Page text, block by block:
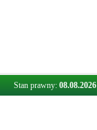
Stan prawny: 08.08.2026